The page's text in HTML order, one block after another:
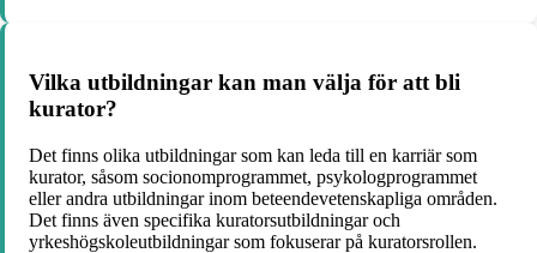
Vilka utbildningar kan man välja för att bli
kurator?
Det finns olika utbildningar som kan leda till en karriär som
kurator, såsom socionomprogrammet, psykologprogrammet
eller andra utbildningar inom beteendevetenskapliga områden.
Det finns även specifika kuratorsutbildningar och
yrkeshögskoleutbildningar som fokuserar på kuratorsrollen.